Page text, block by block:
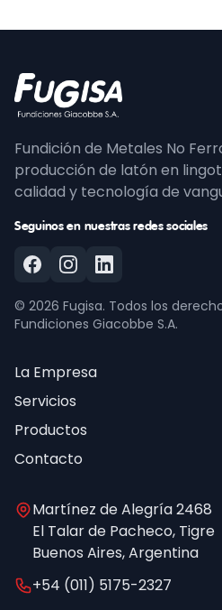
Fundición de Metales No
producción de latón en
calidad y tecnología de
Seguinos en nuestras redes sociales
© 2026 Fugisa. Todos los
Fundiciones Giacobbe S.A.
La Empresa
Servicios
Productos
Contacto
Martínez de Alegría 2468
El Talar de Pacheco, Tigre
Buenos Aires, Argentina
+54 (011) 5175-2327